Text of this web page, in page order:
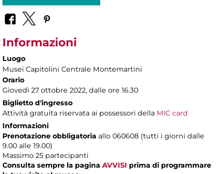
Informazioni
Luogo
Musei Capitolini Centrale Montemartini
Orario
Giovedì 27 ottobre 2022, dalle ore 16.30
Biglietto d'ingresso
Attività gratuita riservata ai possessori della MIC card
Informazioni
Prenotazione obbligatoria allo 060608 (tutti i giorni dalle
9.00 alle 19.00)
Massimo 25 partecipanti
Consulta sempre la pagina AVVISI prima di programmare